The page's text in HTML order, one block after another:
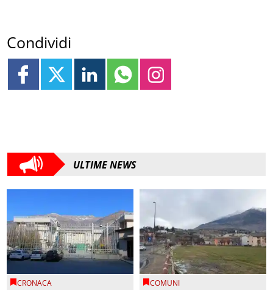
Condividi
ULTIME NEWS
CRONACA COMUNI